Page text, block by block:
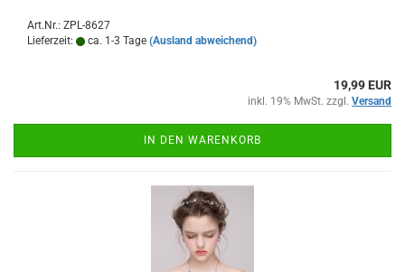
Art.Nr.: ZPL-8627
Lieferzeit:
ca. 1-3 Tage (Ausland abweichend)
19,99 EUR
inkl. 19% MwSt. zzgl. Versand
IN DEN WARENKORB